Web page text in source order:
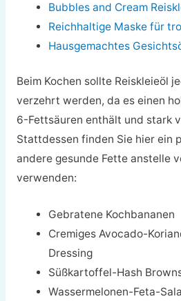
Bubbles and Cream
Reichhaltige Maske für
Hausgemachtes
Beim Kochen sollte Reiskleieöl
verzehrt werden, da es einen
6-Fettsäuren enthält und stark
Stattdessen finden Sie hier ein
andere gesunde Fette anstelle
verwenden:
Gebratene Kochbananen
Cremiges Avocado-
Dressing
Süßkartoffel-Hash
Wassermelonen-Feta-